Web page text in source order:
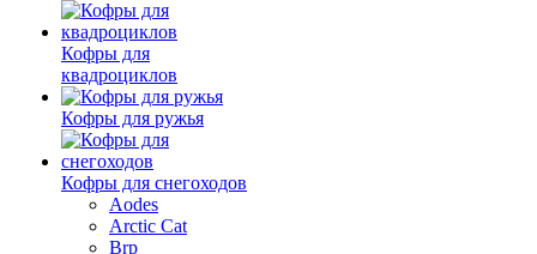
Кофры для
квадроциклов
Кофры для ружья
Кофры для снегоходов
Aodes
Arctic Cat
Brp